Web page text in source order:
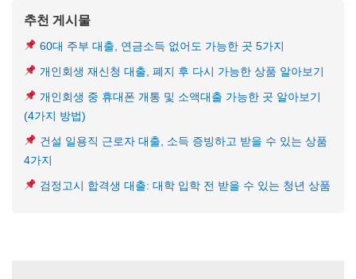
추천 게시물
60대 주부 대출, 연금소득 없어도 가능한 곳 5가지
개인회생 재신청 대출, 폐지 후 다시 가능한 상품 알아보기
개인회생 중 휴대폰 개통 및 소액대출 가능한 곳 알아보기
(4가지 방법)
건설 일용직 근로자 대출, 소득 증빙하고 받을 수 있는 상품
4가지
검정고시 합격생 대출: 대학 입학 전 받을 수 있는 청년 상품